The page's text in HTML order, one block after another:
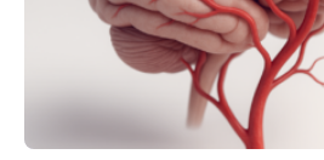
Innovationstag Mittelstand 2025
Berlin überbrachte das
Wirtschaft und Energie eine
Überplanmäßige